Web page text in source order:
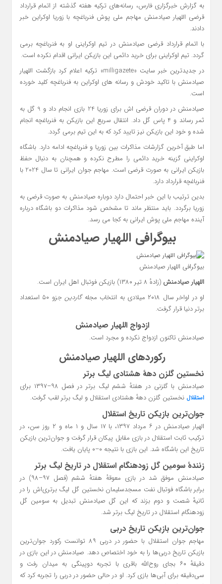
به گزارش خبرگزاری فارس، رسانه‌های ترکیه هفته گذشته از اتمام قرارداد
قرضی اللهیار صیادمنش مهاجم ملی پوش فنرباغچه با زوریا اوکراین خبر
دادند.
با اتمام قرارداد قرضی صیادمنش در تیم اوکراینی او به فنرباغچه برمی
گردد. تیم اوکراینی برای خرید دائمی این بازیکن ایرانی اقدام نکرده است.
در جدیدترین خبر سایت «milligazete» ترکیه اعلام کرد بازگشت اللهیار
صیادمنش با تاکید خودش و رسانه های اوکراین به فنرباغچه کلید خورده
است.
صیادمنش در دوران قرضی اش برای زوریا 24 بازی انجام داد و 9 گل به
ثمر رساند و 4 پاس گل داد. انتقال سریع این بازیکن به فنرباغچه انجام
شده و خود این بازیکن نیز تایید کرد که به این تیم برمی گردد.
اما طبق آخرین گزارشات مذاکرات بین زوریا و فنرباغچه ادامه دارد. باشگاه
اوکراینی گزینه خرید دائمی را مطرح نکرده و همچنان به دنبال حفظ
بازیکن ایرانی به صورت قرضی است. مهاجم جوان ایرانی تا سال 2024 با
فنرباغچه قرارداد دارد.
بدین ترتیب با این خبر احتمال دارد دوباره صیادمنش به صورت قرضی به
زوریا برگردد. باید منتظر ماند تا مشخص شود مذاکرات دو باشگاه درباره
آینده مهاجم ملی پوش ایرانی به کجا می رسد.
بیوگرافی اللهیار صیادمنش
بیوگرافی اللهیار صیادمنش
اللهیار صیادمنش (زادهٔ ۸ تیر ۱۳۸۰) بازیکن فوتبال اهل ایران است.
او در اواخر سال ۲۰۱۸ میلادی به انتخاب مجله
گاردین
جزو ۵۰ استعداد
برتر دنیا قرار گرفت.
ازدواج اللهیار صیادمنش
صیادمنش تاکنون ازدواج نکرده و مجرد است.
رکوردهای اللهیار صیادمنش
نخستین گلزن دههٔ هشتادی لیگ برتر
صیادمنش با گلزنی در هفتهٔ ششم لیگ برتر در فصل ۹۸–۱۳۹۷ برای
استقلال نخستین گلزن دههٔ هشتادی استقلال و لیگ برتر لقب گرفت.
جوان‌ترین بازیکن تاریخ استقلال
الهیار صیادمنش در ۶ مرداد ۱۳۹۷، با ۱۷ سال و ۱ ماه و ۲ روز سن، در
ترکیب ثابت استقلال در بازی مقابل پیکان قرار گرفت و جوان‌ترین بازیکن
تاریخ این باشگاه شد. این بازی با نتیجه ۰–۰ پایان یافت.
زنندهٔ سومین گل زودهنگام استقلال در تاریخ لیگ برتر
صیادمنش موفق شد در بازی معوقهٔ هفتهٔ ششم (فصل ۹۷–۹۸) در
برابر باشگاه فوتبال نفت مسجدسلیمان نخستین گل لیگ برتری‌اش را در
ثانیهٔ شصت و دوم بزند که این گل صیادمنش تبدیل به سومین گل
زودهنگام استقلال در تاریخ لیگ برتر شد.
جوان‌ترین بازیکن تاریخ دربی
مهاجم جوان استقلال با حضور در دربی ۸۹ توانست رکورد جوان‌ترین
بازیکن تاریخ دربی‌ها را به خود اختصاص دهد. صیادمنش در این بازی در
دقیقهٔ ۶۰ بجای روح‌الله باقری با تجربه دوپینگی به میدان رفت و
سی‌دقیقه برای آبی‌ها بازی کرد. او در حالی حضور در دربی را تجربه کرد که